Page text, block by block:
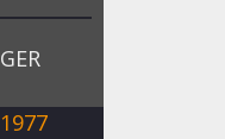
GER
1977